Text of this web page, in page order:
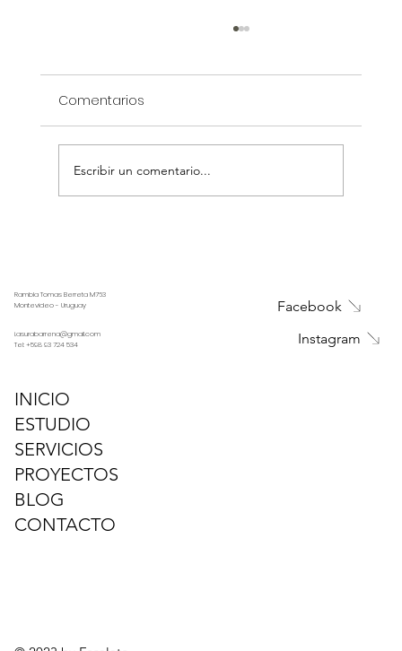
Comentarios
Escribir un comentario...
i.asurabarrena@gmail.com
Tel:+598 93 724 534
Rambla Tomas Berreta M763
Montevideo - Uruguay
INICIO
ESTUDIO
SERVICIOS
PROYECTOS
BLOG
CONTACTO
Facebook
Instagram